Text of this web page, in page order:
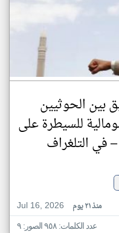
بين الحوثيين
للسيطرة على
في التلغراف
Jul 16, 2026
منذ ٢١ يوم
عدد الكلمات: ٩٥٨ الصور: ٩